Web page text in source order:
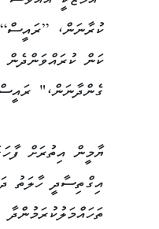
ކުރާނަން،
ކަން
ގެންދާނަން،"
ޔާމީން އިތުރަށް
އިގްތިސާދީ ހާލަތު